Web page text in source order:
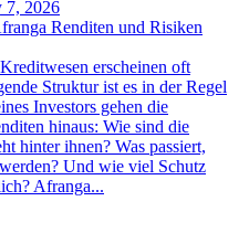
7, 2026
Renditen und Risiken
erscheinen oft
Struktur ist es in der Regel
Investors gehen die
hinaus: Wie sind die
hinter ihnen? Was passiert,
Und wie viel Schutz
Afranga...